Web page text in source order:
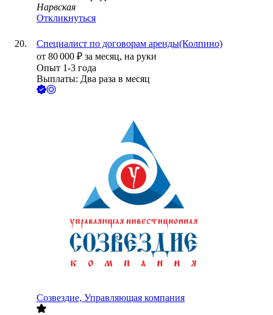
Нарвская
Откликнуться
Специалист по договорам аренды(Колпино)
от 80 000 ₽ за месяц, на руки
Опыт 1-3 года
Выплаты: Два раза в месяц
Созвездие, Управляющая компания